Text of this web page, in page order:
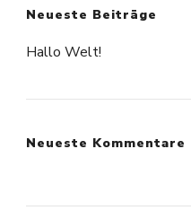
Neueste Beiträge
Hallo Welt!
Neueste Kommentare